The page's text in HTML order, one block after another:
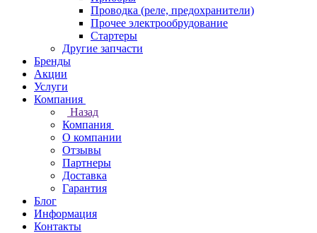
Проводка (реле, предохранители)
Прочее электрообрудование
Стартеры
Другие запчасти
Бренды
Акции
Услуги
Компания
Назад
Компания
О компании
Отзывы
Партнеры
Доставка
Гарантия
Блог
Информация
Контакты